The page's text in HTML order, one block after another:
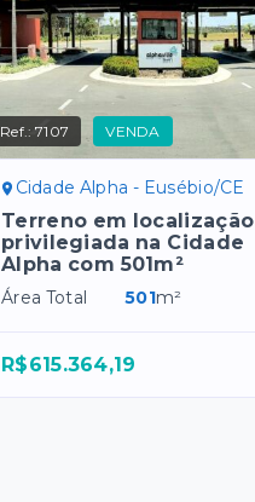
Ref.:7107 VENDA
Cidade Alpha - Eusébio/CE
Terreno em localização
privilegiada na Cidade
Alpha com 501m²
Área Total 501m²
R$615.364,19